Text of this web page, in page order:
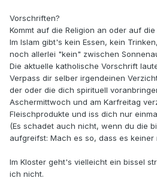
Vorschriften?
Kommt auf die Religion an oder auf
Im Islam gibt's kein Essen, kein
noch allerlei "kein" zwischen
Die aktuelle katholische Vorschrift
Verpass dir selber irgendeinen
der oder die dich spirituell
Aschermittwoch und am Karfreitag
Fleischprodukte und iss dich nur
(Es schadet auch nicht, wenn du die
aufgreifst: Mach es so, dass es keiner
Im Kloster geht's vielleicht ein bissel
ich nicht.